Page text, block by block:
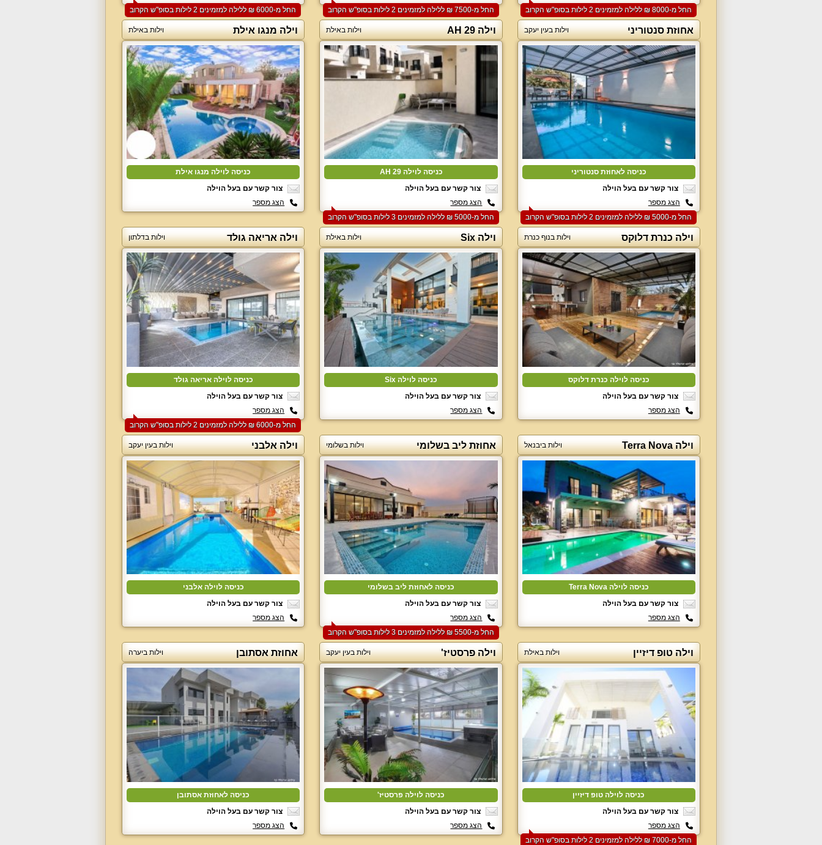
החל מ-‏8000 ₪ ללילה למזמינים 2 לילות בסופ"ש הקרוב
החל מ-‏7500 ₪ ללילה למזמינים 2 לילות בסופ"ש הקרוב
החל מ-‏6000 ₪ ללילה למזמינים 2 לילות בסופ"ש הקרוב
אחוזת סנטוריני וילות בעין יעקב
כניסה לאחוזת סנטוריני
צור קשר עם בעל הוילה
הצג מספר
החל מ-‏5000 ₪ ללילה למזמינים 2 לילות בסופ"ש הקרוב
וילה 29 AH וילות באילת
כניסה לוילה 29 AH
צור קשר עם בעל הוילה
הצג מספר
החל מ-‏5000 ₪ ללילה למזמינים 3 לילות בסופ"ש הקרוב
וילה מנגו אילת וילות באילת
כניסה לוילה מנגו אילת
צור קשר עם בעל הוילה
הצג מספר
וילה כנרת דלוקס וילות בנוף כנרת
כניסה לוילה כנרת דלוקס
צור קשר עם בעל הוילה
הצג מספר
וילה Six וילות באילת
כניסה לוילה Six
צור קשר עם בעל הוילה
הצג מספר
וילה אריאה גולד וילות בדלתון
כניסה לוילה אריאה גולד
צור קשר עם בעל הוילה
הצג מספר
החל מ-‏6000 ₪ ללילה למזמינים 2 לילות בסופ"ש הקרוב
וילה Terra Nova וילות ביבנאל
כניסה לוילה Terra Nova
צור קשר עם בעל הוילה
הצג מספר
אחוזת ליב בשלומי וילות בשלומי
כניסה לאחוזת ליב בשלומי
צור קשר עם בעל הוילה
הצג מספר
החל מ-‏5500 ₪ ללילה למזמינים 3 לילות בסופ"ש הקרוב
וילה אלבני וילות בעין יעקב
כניסה לוילה אלבני
צור קשר עם בעל הוילה
הצג מספר
וילה טופ דיזיין וילות באילת
כניסה לוילה טופ דיזיין
צור קשר עם בעל הוילה
הצג מספר
החל מ-‏7000 ₪ ללילה למזמינים 2 לילות בסופ"ש הקרוב
וילה פרסטיז' וילות בעין יעקב
כניסה לוילה פרסטיז'
צור קשר עם בעל הוילה
הצג מספר
אחוזת אסתובן וילות ביערה
כניסה לאחוזת אסתובן
צור קשר עם בעל הוילה
הצג מספר